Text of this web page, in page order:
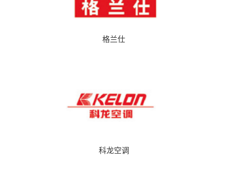
格兰仕
科龙空调